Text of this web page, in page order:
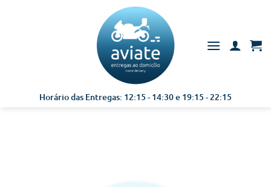
Horário das Entregas: 12:15 - 14:30 e 19:15 - 22:15